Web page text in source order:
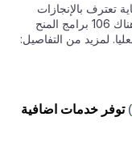
بالإنجازات
الأكاديمية وتدعم الطلاب في مواصلة دراستهم. هناك 106 برامج المنح
خدمات اضافية